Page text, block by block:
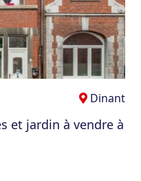
Dinant
et jardin à vendre à